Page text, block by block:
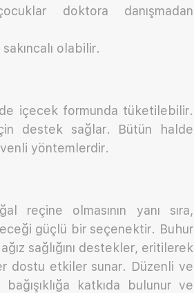
doktora danışmadan
olabilir.
içecek formunda tüketilebilir.
destek sağlar. Bütün halde
yöntemlerdir.
reçine olmasının yanı sıra,
güçlü bir seçenektir. Buhur
sağlığını destekler, eritilerek
dostu etkiler sunar. Düzenli ve
katkıda bulunur ve